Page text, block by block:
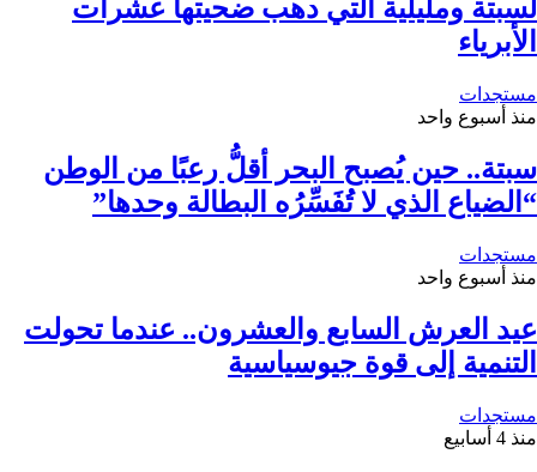
لسبتة ومليلية التي دهب ضحيتها عشرات
الأبرياء
مستجدات
منذ أسبوع واحد
سبتة.. حين يُصبح البحر أقلُّ رعبًا من الوطن
“الضياع الذي لا تُفَسِّرُه البطالة وحدها”
مستجدات
منذ أسبوع واحد
عيد العرش السابع والعشرون.. عندما تحولت
التنمية إلى قوة جيوسياسية
مستجدات
منذ 4 أسابيع